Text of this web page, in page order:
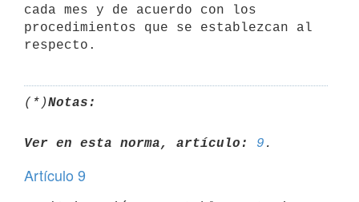
cada mes y de acuerdo con los
procedimientos que se establezcan al
(*)Notas:
Ver en esta norma, artículo: 9
Artículo 9